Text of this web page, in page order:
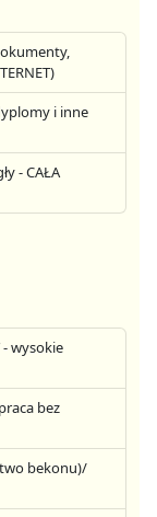
i inne
- CAŁA
wysokie
bez
bekonu)/